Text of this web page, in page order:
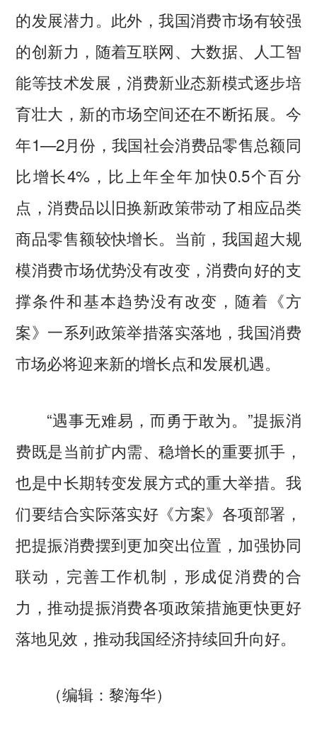
的发展潜力。此外，我国消费市场有较强
的创新力，随着互联网、大数据、人工智
能等技术发展，消费新业态新模式逐步培
育壮大，新的市场空间还在不断拓展。今
年1—2月份，我国社会消费品零售总额同
比增长4%，比上年全年加快0.5个百分
点，消费品以旧换新政策带动了相应品类
商品零售额较快增长。当前，我国超大规
模消费市场优势没有改变，消费向好的支
撑条件和基本趋势没有改变，随着《方
案》一系列政策举措落实落地，我国消费
市场必将迎来新的增长点和发展机遇。
“遇事无难易，而勇于敢为。”提振消
费既是当前扩内需、稳增长的重要抓手，
也是中长期转变发展方式的重大举措。我
们要结合实际落实好《方案》各项部署，
把提振消费摆到更加突出位置，加强协同
联动，完善工作机制，形成促消费的合
力，推动提振消费各项政策措施更快更好
落地见效，推动我国经济持续回升向好。
（编辑：黎海华）